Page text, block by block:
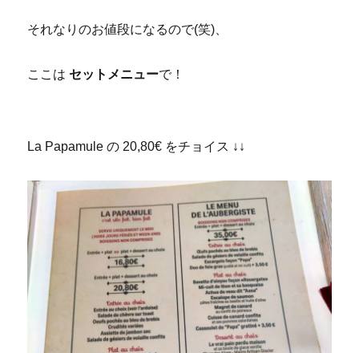
それなりのお値段になるので(笑)、
ここは セットメニューで！
La Papamule の 20,80€ をチョイス ↓↓